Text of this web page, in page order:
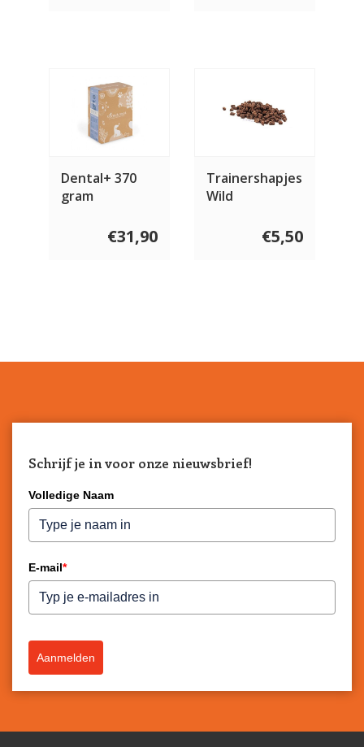
Dental+ 370
gram
€31,90
Trainershapjes
Wild
€5,50
Schrijf je in voor onze nieuwsbrief!
Volledige Naam
E-mail*
Aanmelden